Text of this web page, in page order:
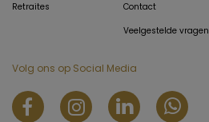
Retraites
Contact
Veelgestelde vragen
Volg ons op Social Media